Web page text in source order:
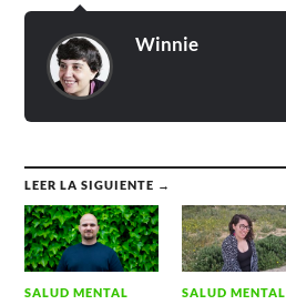
Winnie
LEER LA SIGUIENTE →
SALUD MENTAL SALUD MENTAL